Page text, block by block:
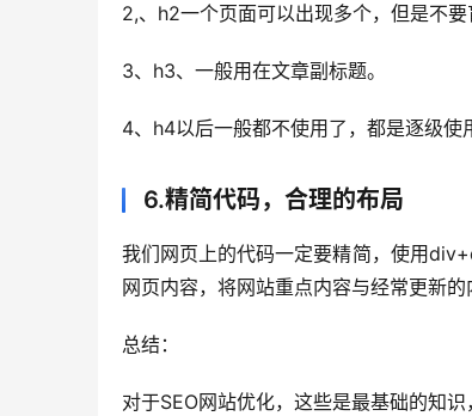
2,、h2一个页面可以出现多个，但是不
3、h3、一般用在文章副标题。
4、h4以后一般都不使用了，都是逐级使
6.精简代码，合理的布局
我们网页上的代码一定要精简，使用
网页内容，将网站重点内容与经常更新
总结：
对于SEO网站优化，这些是最基础的知